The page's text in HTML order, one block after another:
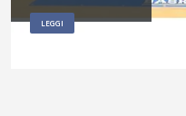
LEGGI